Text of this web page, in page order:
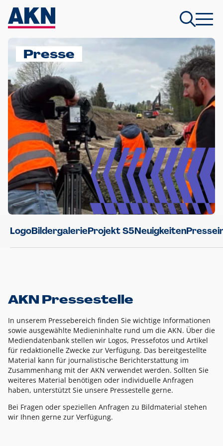
Presse
LogoBildergalerieProjekt S5Neuigkeiten
AKN Pressestelle
In unserem Pressebereich finden Sie wichtige Informationen
sowie ausgewählte Medieninhalte rund um die AKN. Über die
Mediendatenbank stellen wir Logos, Pressefotos und Artikel
für redaktionelle Zwecke zur Verfügung. Das bereitgestellte
Material kann für journalistische Berichterstattung im
Zusammenhang mit der AKN verwendet werden. Sollten Sie
weiteres Material benötigen oder individuelle Anfragen
haben, unterstützt Sie unsere Pressestelle gerne.
Bei Fragen oder speziellen Anfragen zu Bildmaterial stehen
wir Ihnen gerne zur Verfügung.